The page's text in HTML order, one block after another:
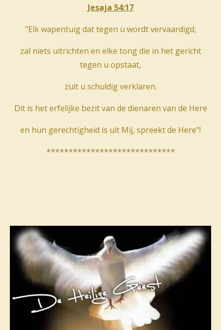
Jesaja 54:17
"Elk wapentuig dat tegen u wordt vervaardigd,
zal niets uitrichten en elke tong die in het gericht
tegen u opstaat,
zult u schuldig verklaren.
Dit is het erfelijke bezit van de dienaren van de Here
en hun gerechtigheid is uit Mij, spreekt de Here"!
*****************************